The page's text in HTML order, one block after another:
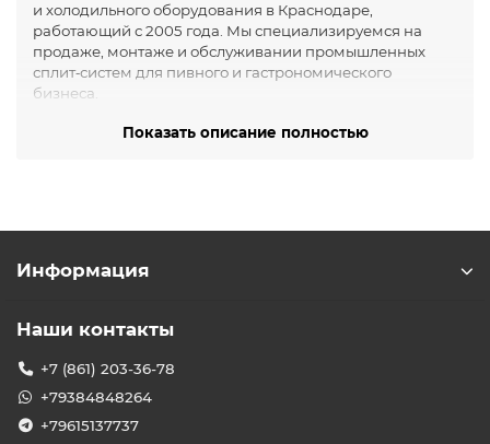
и холодильного оборудования в Краснодаре,
работающий с 2005 года. Мы специализируемся на
продаже, монтаже и обслуживании промышленных
сплит‑систем для пивного и гастрономического
бизнеса.
Холодильные сплит‑системы
для хранения пива
вентиляции и кондиционирования.
Высокотемпературные сплит‑системы — для
Среднетемпературные сплит‑системы — для
хранения пива при +2…+6 °C, точный контроль.
Низкотемпературные сплит‑системы — для
Показать описание полностью
Информация
Наши контакты
+7 (861) 203-36-78
+79384848264
+79615137737